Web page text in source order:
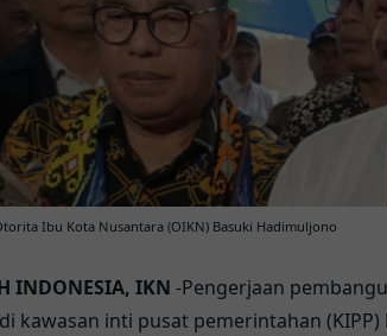
Ibu Kota Nusantara (OIKN) Basuki Hadimuljono
INDONESIA, IKN -Pengerjaan
kawasan inti pusat pemerintahan